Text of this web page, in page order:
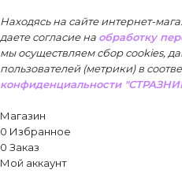
Находясь на сайте интернет-
даете согласие на обработку
мы осуществляем сбор cookies,
пользователей (метрики) в
конфиденциальности
Магазин
0 Избранное
0 Заказ
Мой аккаунт